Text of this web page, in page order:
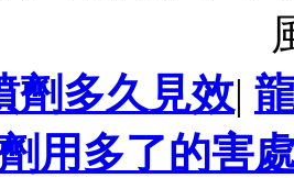
劑多久見效|
用多了的害